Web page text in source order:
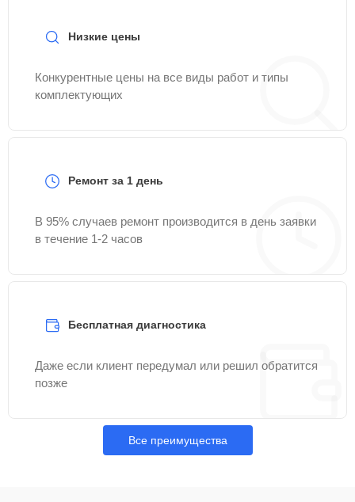
Низкие цены
Конкурентные цены на все виды работ и типы
комплектующих
Ремонт за 1 день
В 95% случаев ремонт производится в день заявки
в течение 1-2 часов
Бесплатная диагностика
Даже если клиент передумал или решил обратится
позже
Все преимущества